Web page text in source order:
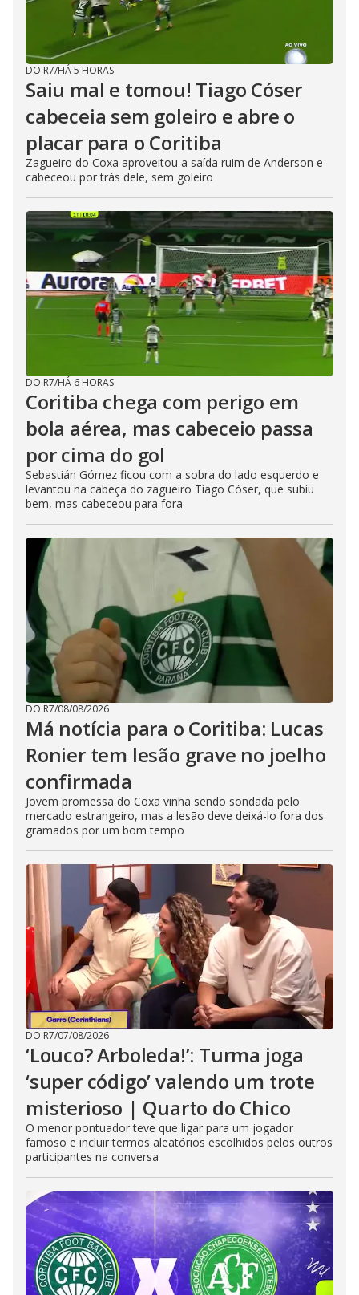
DO R7/HÁ 5 HORAS
Saiu mal e tomou! Tiago Cóser
cabeceia sem goleiro e abre o
placar para o Coritiba
Zagueiro do Coxa aproveitou a saída ruim de Anderson e
cabeceou por trás dele, sem goleiro
DO R7/HÁ 6 HORAS
Coritiba chega com perigo em
bola aérea, mas cabeceio passa
por cima do gol
Sebastián Gómez ficou com a sobra do lado esquerdo e
levantou na cabeça do zagueiro Tiago Cóser, que subiu
bem, mas cabeceou para fora
DO R7/08/08/2026
Má notícia para o Coritiba: Lucas
Ronier tem lesão grave no joelho
confirmada
Jovem promessa do Coxa vinha sendo sondada pelo
mercado estrangeiro, mas a lesão deve deixá-lo fora dos
gramados por um bom tempo
DO R7/07/08/2026
‘Louco? Arboleda!’: Turma joga
‘super código’ valendo um trote
misterioso | Quarto do Chico
O menor pontuador teve que ligar para um jogador
famoso e incluir termos aleatórios escolhidos pelos outros
participantes na conversa